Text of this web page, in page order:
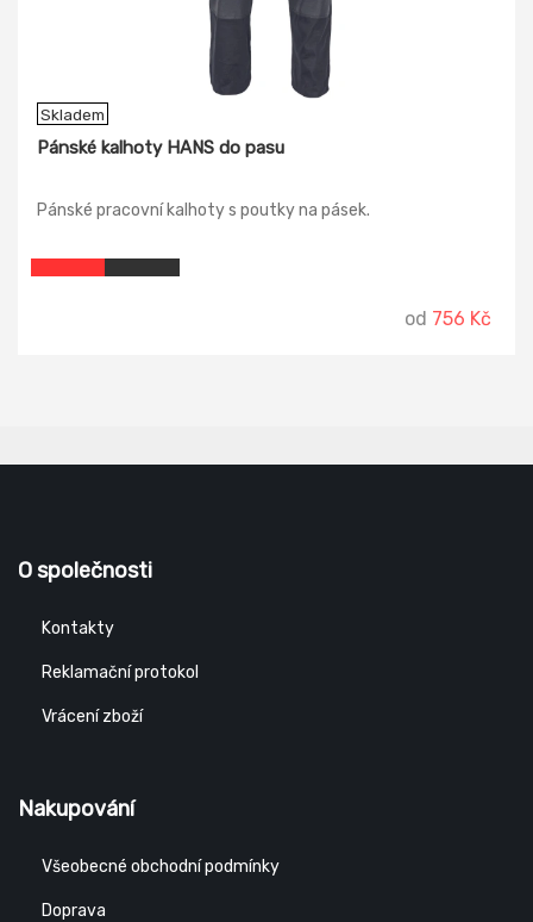
Skladem
Pánské kalhoty HANS do pasu
Pánské pracovní kalhoty s poutky na pásek.
od 756 Kč
O společnosti
Kontakty
Reklamační protokol
Vrácení zboží
Nakupování
Všeobecné obchodní podmínky
Doprava